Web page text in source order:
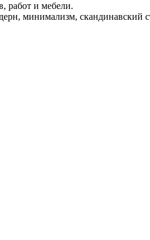
работ и мебели.
минимализм, скандинавский